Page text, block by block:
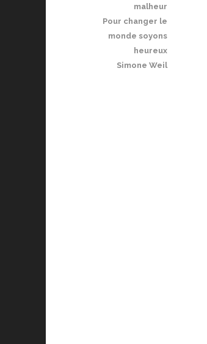
malheur
Pour changer le
monde soyons
heureux
Simone Weil